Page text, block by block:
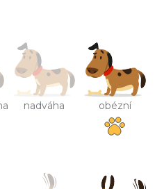
nadváha obézní